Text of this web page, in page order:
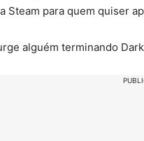
Steam para quem quiser
alguém terminando